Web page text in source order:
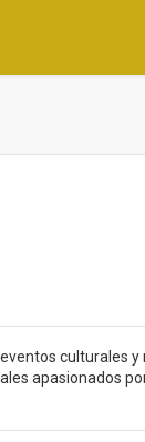
culturales
apasionados por